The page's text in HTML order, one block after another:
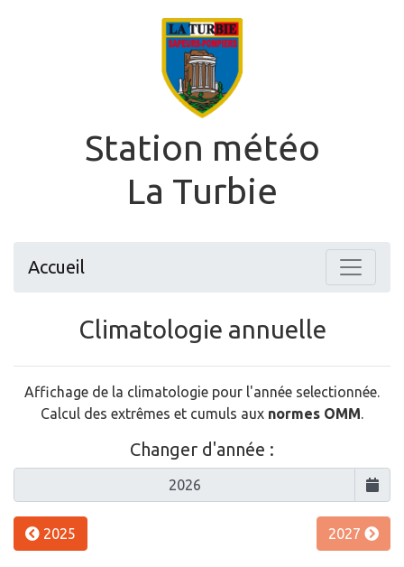
Station météo
La Turbie
Accueil
Climatologie annuelle
Affichage de la climatologie pour l'année selectionnée.
Calcul des extrêmes et cumuls aux normes OMM.
Changer d'année :
2025 2027